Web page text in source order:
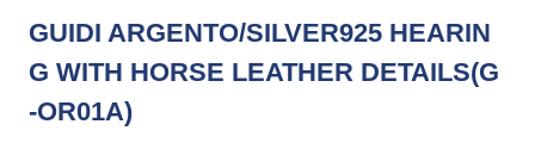
GUIDI ARGENTO/SILVER925 HEARIN
G WITH HORSE LEATHER DETAILS(G
-OR01A)